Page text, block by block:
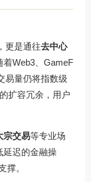
更是通往去中心
着Web3、GameF
易量仍将指数级
扩容冗余，用户
宗交易等专业场
延迟的金融操
撑。